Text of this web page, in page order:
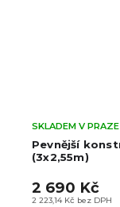
Pevnější
(3x2,55m)
SKLADEM V PRAZE
2 223,14 Kč bez DPH
2 690 Kč